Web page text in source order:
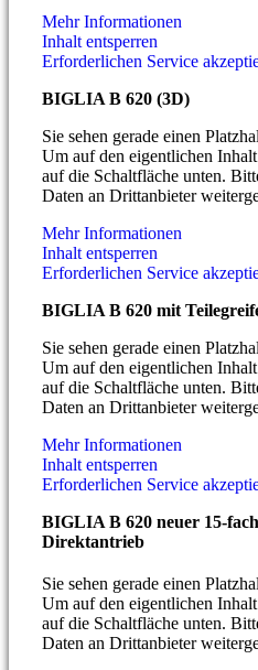
Mehr Informationen
Inhalt entsperren
Erforderlichen Service
BIGLIA B 620 (3D)
Sie sehen gerade einen
Um auf den eigentlichen
auf die Schaltfläche unten.
Daten an Drittanbieter
Mehr Informationen
Inhalt entsperren
Erforderlichen Service
BIGLIA B 620 mit
Sie sehen gerade einen
Um auf den eigentlichen
auf die Schaltfläche unten.
Daten an Drittanbieter
Mehr Informationen
Inhalt entsperren
Erforderlichen Service
BIGLIA B 620 neuer 15-
Direktantrieb
Sie sehen gerade einen
Um auf den eigentlichen
auf die Schaltfläche unten.
Daten an Drittanbieter